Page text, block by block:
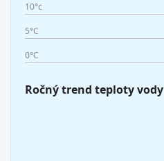
10°c
5°C
0°C
Ročný trend teploty vody